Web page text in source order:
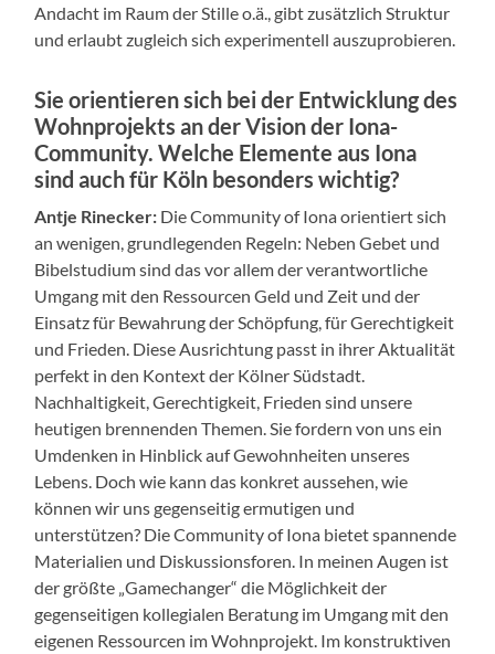
Andacht im Raum der Stille o.ä., gibt zusätzlich Struktur
und erlaubt zugleich sich experimentell auszuprobieren.
Sie orientieren sich bei der Entwicklung des
Wohnprojekts an der Vision der Iona-
Community. Welche Elemente aus Iona
sind auch für Köln besonders wichtig?
Antje Rinecker: Die Community of Iona orientiert sich
an wenigen, grundlegenden Regeln: Neben Gebet und
Bibelstudium sind das vor allem der verantwortliche
Umgang mit den Ressourcen Geld und Zeit und der
Einsatz für Bewahrung der Schöpfung, für Gerechtigkeit
und Frieden. Diese Ausrichtung passt in ihrer Aktualität
perfekt in den Kontext der Kölner Südstadt.
Nachhaltigkeit, Gerechtigkeit, Frieden sind unsere
heutigen brennenden Themen. Sie fordern von uns ein
Umdenken in Hinblick auf Gewohnheiten unseres
Lebens. Doch wie kann das konkret aussehen, wie
können wir uns gegenseitig ermutigen und
unterstützen? Die Community of Iona bietet spannende
Materialien und Diskussionsforen. In meinen Augen ist
der größte „Gamechanger“ die Möglichkeit der
gegenseitigen kollegialen Beratung im Umgang mit den
eigenen Ressourcen im Wohnprojekt. Im konstruktiven